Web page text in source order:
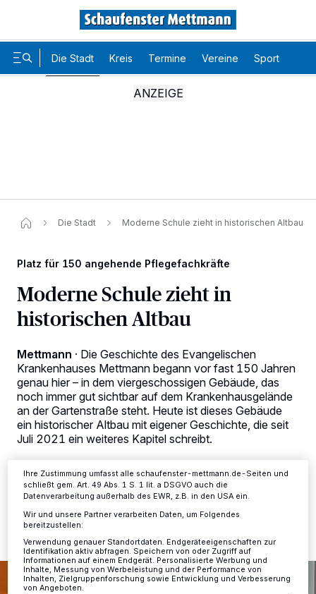
Die Stadt Kreis Termine Vereine Sport
Die Stadt Moderne Schule zieht in historischen Altbau
Platz für 150 angehende Pflegefachkräfte
Moderne Schule zieht in
historischen Altbau
Mettmann · Die Geschichte des Evangelischen
Krankenhauses Mettmann begann vor fast 150 Jahren
genau hier – in dem viergeschossigen Gebäude, das
noch immer gut sichtbar auf dem Krankenhausgelände
an der Gartenstraße steht. Heute ist dieses Gebäude
ein historischer Altbau mit eigener Geschichte, die seit
Juli 2021 ein weiteres Kapitel schreibt.
20.07.2021 , 15:11 Uhr 2 Minuten Lesezeit
Kennungen auf Ihrem Gerät zu. Durch Auswahl von OK aktivieren Sie
Tracking-Technologien für die unter „Wir und unsere Partner
verarbeiten Daten, um Ihnen Dienste bereitzustellen“ aufgeführten
Zwecke. Wenn Tracker deaktiviert sind, sind manche Inhalte und
Anzeigen möglicherweise nicht mehr so relevant für Sie. Sie können
dieses Menü jederzeit wieder aufrufen, um Ihre Einstellungen zu
ändern oder Ihre Einwilligung zu widerrufen, indem Sie auf den Link
Einstellungen oder Ablehnen am unteren Rand der Webseite klicken.
Ihre Einstellungen gelten innerhalb unseres Website. Weitere
Ihre Zustimmung umfasst alle schaufenster-mettmann.de-Seiten und
schließt gem. Art. 49 Abs. 1 S. 1 lit. a DSGVO auch die
Datenverarbeitung außerhalb des EWR, z.B. in den USA ein.
Wir und unsere Partner verarbeiten Daten, um Folgendes
bereitzustellen:
Verwendung genauer Standortdaten. Endgeräteeigenschaften zur
Identifikation aktiv abfragen. Speichern von oder Zugriff auf
Informationen auf einem Endgerät. Personalisierte Werbung und
Inhalte, Messung von Werbeleistung und der Performance von
Inhalten, Zielgruppenforschung sowie Entwicklung und Verbesserung
von Angeboten.